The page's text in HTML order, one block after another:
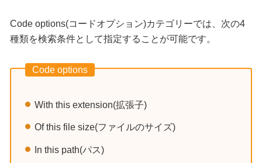
Code options(コードオプション)カテゴリーでは、次の4
種類を検索条件として指定することが可能です。
Code options
With this extension(拡張子)
Of this file size(ファイルのサイズ)
In this path(パス)